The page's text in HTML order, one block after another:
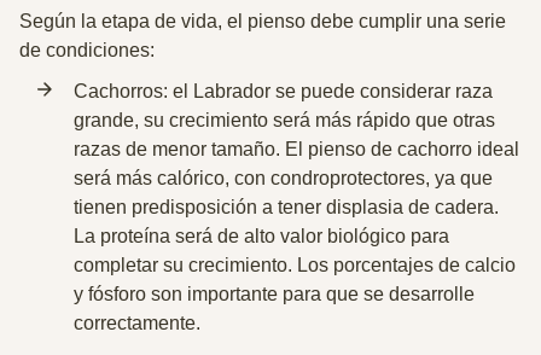
Según la etapa de vida, el pienso debe cumplir una serie
de condiciones:
Cachorros: el Labrador se puede considerar raza
grande, su crecimiento será más rápido que otras
razas de menor tamaño. El pienso de cachorro ideal
será más calórico, con condroprotectores, ya que
tienen predisposición a tener displasia de cadera.
La proteína será de alto valor biológico para
completar su crecimiento. Los porcentajes de calcio
y fósforo son importante para que se desarrolle
correctamente.